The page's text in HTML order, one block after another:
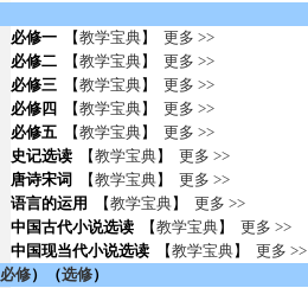
必修一 【教学宝典】 更多 >>
必修二 【教学宝典】 更多 >>
必修三 【教学宝典】 更多 >>
必修四
【教学宝典】 更多 >>
必修五 【教学宝典】 更多 >>
史记选读 【教学宝典】 更多 >>
唐诗宋词
【教学宝典】 更多 >>
语言的运用
【教学宝典】 更多 >>
中国古代小说选读 【教学宝典】 更多 >>
中国现当代小说选读 【教学宝典】 更多 >>
必修）（选修）